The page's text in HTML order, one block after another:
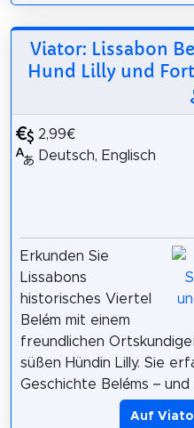
Viator: Lissabon
Hund Lilly und
2,99€
Deutsch, Englisch
Erkunden Sie
Lissabons
historisches Viertel
Belém mit einem
freundlichen
süßen Hündin Lilly. Sie
Geschichte Beléms – und
Auf